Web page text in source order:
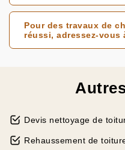
Pour des travaux de
réussi, adressez-vous
Devis nettoyage de
Rehaussement de